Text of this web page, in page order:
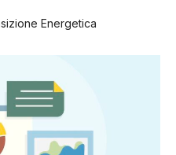
Energetica